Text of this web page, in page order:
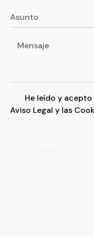
He leído y acepto
Aviso Legal y las